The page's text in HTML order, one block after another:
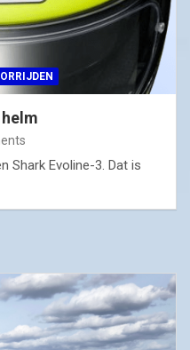
Shark Evoline-3. Dat is